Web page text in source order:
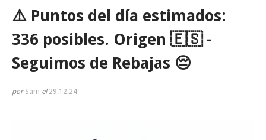
⚠️ Puntos del día estimados:
336 posibles. Origen 🇪🇸 -
Seguimos de Rebajas 😔
por Sam el29.12.24